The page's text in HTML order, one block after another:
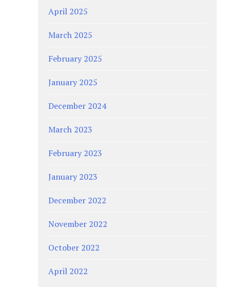
April 2025
March 2025
February 2025
January 2025
December 2024
March 2023
February 2023
January 2023
December 2022
November 2022
October 2022
April 2022